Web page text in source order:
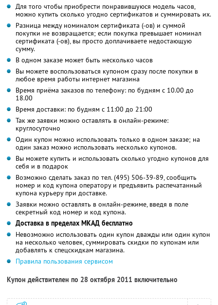
Для того чтобы приобрести понравившуюся модель часов,
можно купить сколько угодно сертификатов и суммировать их.
Разница между номиналом сертификата (-ов) и суммой
покупки не возвращается; если покупка превышает номинал
сертификата (-ов), вы просто доплачиваете недостающую
сумму.
В одном заказе может быть несколько часов
Вы можете воспользоваться купоном сразу после покупки в
любое время работы интернет магазина
Время приёма заказов по телефону: по будням с 10.00 до
18.00
Время доставки: по будням с 11:00 до 21:00
Так же заявки можно оставлять в онлайн-режиме:
круглосуточно
Один купон можно использовать только в одном заказе; на
один заказ можно использовать несколько купонов.
Вы можете купить и использовать сколько угодно купонов для
себя и в подарок
Возможно сделать заказ по тел. (495) 506-39-89, сообщить
номер и код купона оператору и предъявить распечатанный
купона курьеру при доставке.
Заявки можно оставлять в онлайн-режиме, введя в поле
секретный код номер и код купона.
Доставка в пределах МКАД бесплатно
Невозможно использовать один купон дважды или один купон
на несколько человек, суммировать скидки по купонам или
добавлять к спецскидкам магазина.
Правила пользования сервисом
Купон действителен по 28 октября 2011 включительно